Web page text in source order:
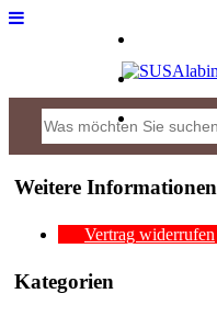
Weitere Informationen
Vertrag widerrufen
Kategorien